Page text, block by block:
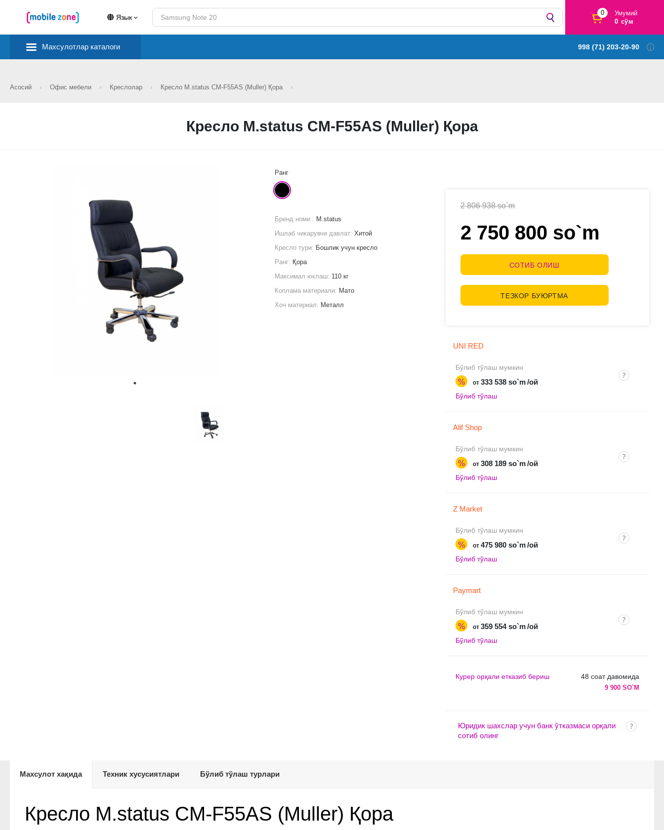
Язык
0
Умумий
0 сўм
Махсулотлар каталоги 998 (71) 203-20-90
Асосий Офис мебели Креслолар Кресло M.status CM-F55AS (Muller) Қора
Кресло M.status CM-F55AS (Muller) Қора
2 806 938 so`m
2 750 800 so`m
СОТИБ ОЛИШ
ТЕЗКОР БУЮРТМА
UNI RED
Бўлиб тўлаш мумкин
% от 333 538 so`m /ой
Бўлиб тўлаш
Alif Shop
Бўлиб тўлаш мумкин
% от 308 189 so`m /ой
Бўлиб тўлаш
Z Market
Бўлиб тўлаш мумкин
% от 475 980 so`m /ой
Бўлиб тўлаш
Paymart
Бўлиб тўлаш мумкин
% от 359 554 so`m /ой
Бўлиб тўлаш
Курер орқали етказиб бериш 48 соат давомида
9 900 SO`M
Юридик шахслар учун банк ўтказмаси орқали
сотиб олинг
Ранг
Бренд номи : M.status
Ишлаб чикарувчи давлат:Хитой
Кресло тури: Бошлик учун кресло
Ранг: Қора
Максимал юклаш: 110 кг
Коплама материали: Мато
Хоч материал: Металл
Махсулот хақида Техник хусусиятлари Бўлиб тўлаш турлари
Кресло M.status CM-F55AS (Muller) Қора